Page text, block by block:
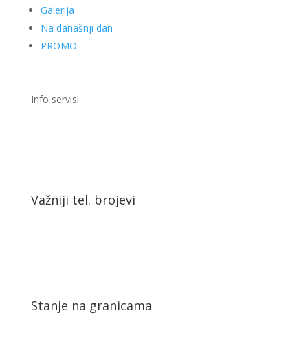
Galerija
Na današnji dan
PROMO
Info servisi
Važniji tel. brojevi
Stanje na granicama